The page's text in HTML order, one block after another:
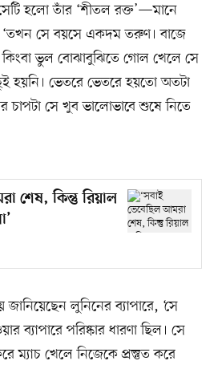
হলো তাঁর ‘শীতল রক্ত’—মানে
‘তখন সে বয়সে একদম তরুণ। বাজে
ভুল বোঝাবুঝিতে গোল খেলে সে
হয়নি। ভেতরে ভেতরে হয়তো অতটা
চাপটা সে খুব ভালোভাবে শুষে নিতে
শেষ, কিন্তু রিয়াল
লুনিনের ব্যাপারে, ‘সে
ব্যাপারে পরিষ্কার ধারণা ছিল। সে
ম্যাচ খেলে নিজেকে প্রস্তুত করে